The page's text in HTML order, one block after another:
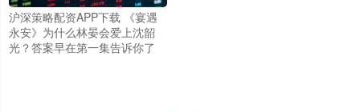
沪深策略配资APP下载 《宴遇
永安》为什么林晏会爱上沈韶
光？答案早在第一集告诉你了